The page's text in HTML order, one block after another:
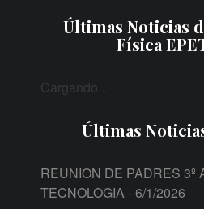
Últimas Noticias
Física
Cargando...
Últimas
REUNION DE PADRES 3º
TECNOLOGIA- 6/1/2026